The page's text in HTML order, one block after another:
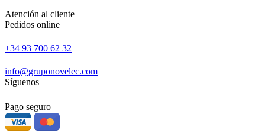
Atención al cliente
Pedidos online
+34 93 700 62 32
info@gruponovelec.com
Síguenos
Pago seguro